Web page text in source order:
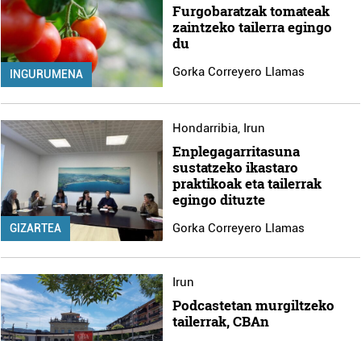
INGURUMENA
Furgobaratzak tomateak
zaintzeko tailerra egingo
du
Gorka Correyero Llamas
GIZARTEA
Hondarribia, Irun
Enplegagarritasuna
sustatzeko ikastaro
praktikoak eta tailerrak
egingo dituzte
Gorka Correyero Llamas
Irun
Podcastetan murgiltzeko
tailerrak, CBAn